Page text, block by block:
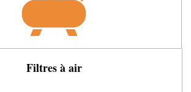
Filtres à air